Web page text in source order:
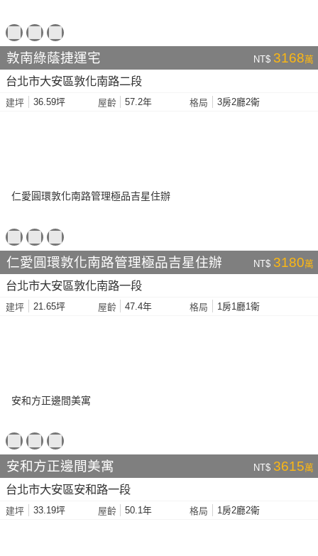
敦南綠蔭捷運宅 NT$ 3168萬
台北市大安區敦化南路二段
建坪 36.59坪 屋齡 57.2年 格局 3房2廳2衛
仁愛圓環敦化南路管理極品吉星住辦 NT$ 3180萬
台北市大安區敦化南路一段
建坪 21.65坪 屋齡 47.4年 格局 1房1廳1衛
安和方正邊間美寓 NT$ 3615萬
台北市大安區安和路一段
建坪 33.19坪 屋齡 50.1年 格局 1房2廳2衛